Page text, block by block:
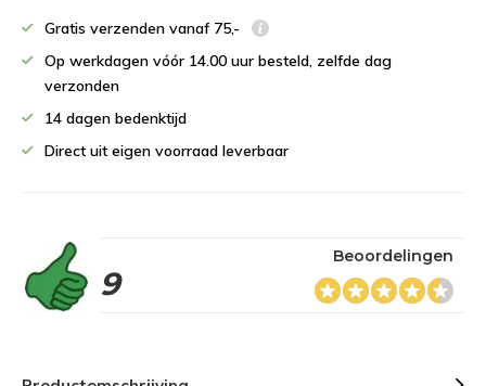
Gratis verzenden vanaf 75,-
Op werkdagen vóór 14.00 uur besteld, zelfde dag
verzonden
14 dagen bedenktijd
Direct uit eigen voorraad leverbaar
9
Beoordelingen